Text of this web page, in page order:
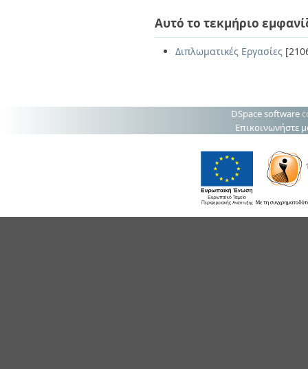
Αυτό το τεκμήριο
Διπλωματικές Εργασίες
DSpace software
Επικοινωνήστε